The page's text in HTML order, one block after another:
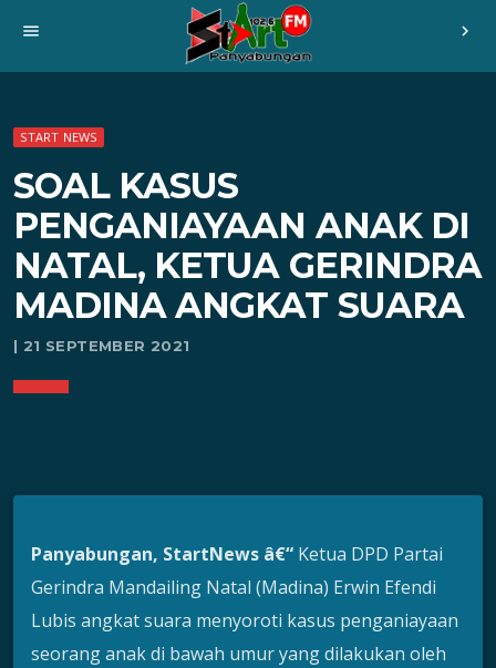
menu chevron_right
START NEWS
SOAL KASUS
PENGANIAYAAN ANAK DI
NATAL, KETUA GERINDRA
MADINA ANGKAT SUARA
| 21 SEPTEMBER 2021
Panyabungan, StartNews â€“ Ketua DPD Partai
Gerindra Mandailing Natal (Madina) Erwin Efendi
Lubis angkat suara menyoroti kasus penganiayaan
seorang anak di bawah umur yang dilakukan oleh